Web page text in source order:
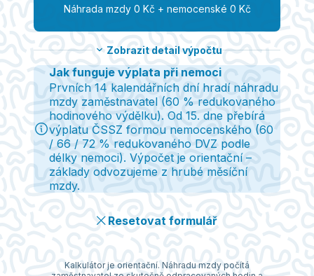
Náhrada mzdy 0 Kč + nemocenské 0 Kč
Výpočet náhrady mzdy a nemocenské
Průměrný hodinový výdělek
0 Kč
Redukovaný hodinový výdělek
0 Kč
Náhrada mzdy (14dní · 80 h × 60 %)
0 Kč
Denní vyměřovací základ (DVZ)
0 Kč
Redukovaný DVZ (RDVZ)
0 Kč
Nemocenské60 %·7dní × 0 Kč
Celkem za dobu nemoci
0 Kč
Zobrazitdetail výpočtu
Jak funguje výplata při nemoci
Prvních 14 kalendářních dní hradí náhradu
mzdy zaměstnavatel (60 % redukovaného
hodinového výdělku). Od 15. dne přebírá
výplatu ČSSZ formou nemocenského (60
/ 66 / 72 % redukovaného DVZ podle
délky nemoci). Výpočet je orientační –
základy odvozujeme z hrubé měsíční
mzdy.
Resetovat formulář
Kalkulátor je orientační. Náhradu mzdy počítá